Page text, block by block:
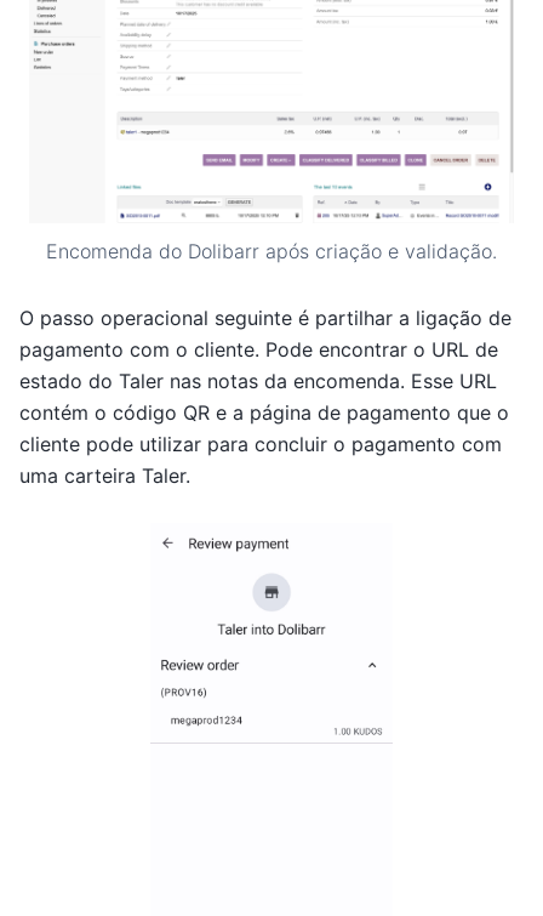
Encomenda do Dolibarr após criação e validação.
O passo operacional seguinte é partilhar a ligação de
pagamento com o cliente. Pode encontrar o URL de
estado do Taler nas notas da encomenda. Esse URL
contém o código QR e a página de pagamento que o
cliente pode utilizar para concluir o pagamento com
uma carteira Taler.